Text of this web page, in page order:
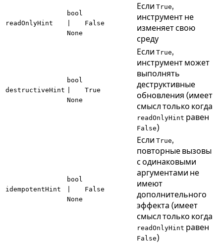
readOnlyHint
bool
None
False
Если True,
инструмент не
изменяет свою
среду
destructiveHint
bool
None
True
Если True,
инструмент может
выполнять
деструктивные
обновления (имеет
смысл только когда
readOnlyHint равен
False)
idempotentHint
bool
None
False
Если True,
повторные вызовы
с одинаковыми
аргументами не
имеют
дополнительного
эффекта (имеет
смысл только когда
readOnlyHint равен
False)